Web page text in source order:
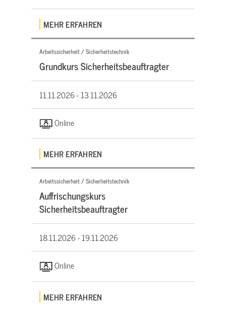
MEHR ERFAHREN
Arbeitssicherheit / Sicherheitstechnik
Grundkurs Sicherheitsbeauftragter
11.11.2026 -13.11.2026
Online
MEHR ERFAHREN
Arbeitssicherheit / Sicherheitstechnik
Auffrischungskurs
Sicherheitsbeauftragter
18.11.2026 -19.11.2026
Online
MEHR ERFAHREN